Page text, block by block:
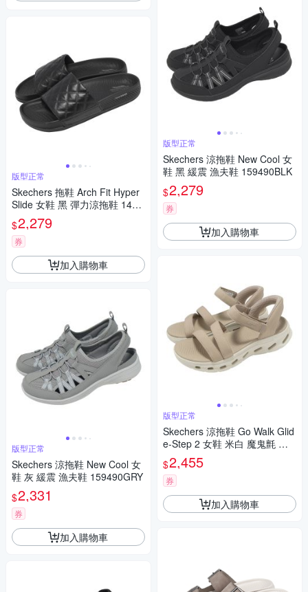
版型正常
Skechers 拖鞋 Arch Fit Hyper
Slide 女鞋 黑 彈力涼拖鞋 1417
11BBK
$2,279
券
加入購物車
版型正常
Skechers 涼拖鞋 New Cool 女
鞋 灰 緩震 漁夫鞋 159490GRY
$2,331
券
加入購物車
版型正常
Skechers 涼拖鞋 New Cool 女
鞋 黑 緩震 漁夫鞋 159490BLK
$2,279
券
加入購物車
版型正常
Skechers 涼拖鞋 Go Walk Glid
e-Step 2 女鞋 米白 魔鬼氈 鏤
空 141269TPE
$2,455
券
加入購物車